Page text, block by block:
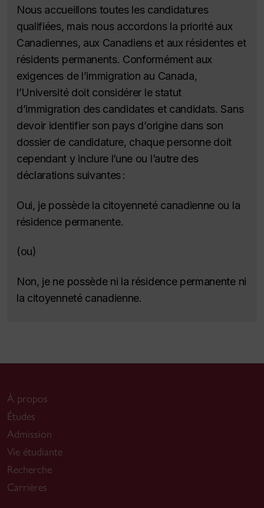
Nous accueillons toutes les candidatures
qualifiées, mais nous accordons la priorité aux
Canadiennes, aux Canadiens et aux résidentes et
résidents permanents. Conformément aux
exigences de l’immigration au Canada,
l’Université doit considérer le statut
d’immigration des candidates et candidats. Sans
devoir identifier son pays d’origine dans son
dossier de candidature, chaque personne doit
cependant y inclure l’une ou l’autre des
déclarations suivantes :
Oui, je possède la citoyenneté canadienne ou la
résidence permanente.
(ou)
Non, je ne possède ni la résidence permanente ni
la citoyenneté canadienne.
À propos
Études
Admission
Vie étudiante
Recherche
Carrières